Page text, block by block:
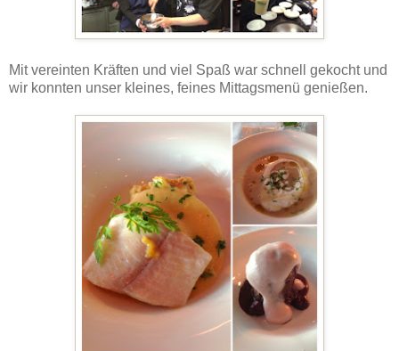
Mit vereinten Kräften und viel Spaß war schnell gekocht und
wir konnten unser kleines, feines Mittagsmenü genießen.